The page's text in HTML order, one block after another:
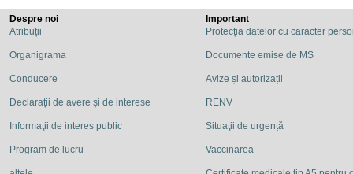
Despre noi
Atribuții
Organigrama
Conducere
Declarații de avere și de interese
Informaţii de interes public
Program de lucru
Important
Protecția datelor cu caracter
Documente emise de MS
Avize și autorizații
RENV
Situaţii de urgență
Vaccinarea